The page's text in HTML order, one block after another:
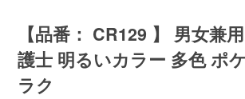
【品番： CR129 】 男女兼
護士 明るいカラー 多色 ポ
ラク